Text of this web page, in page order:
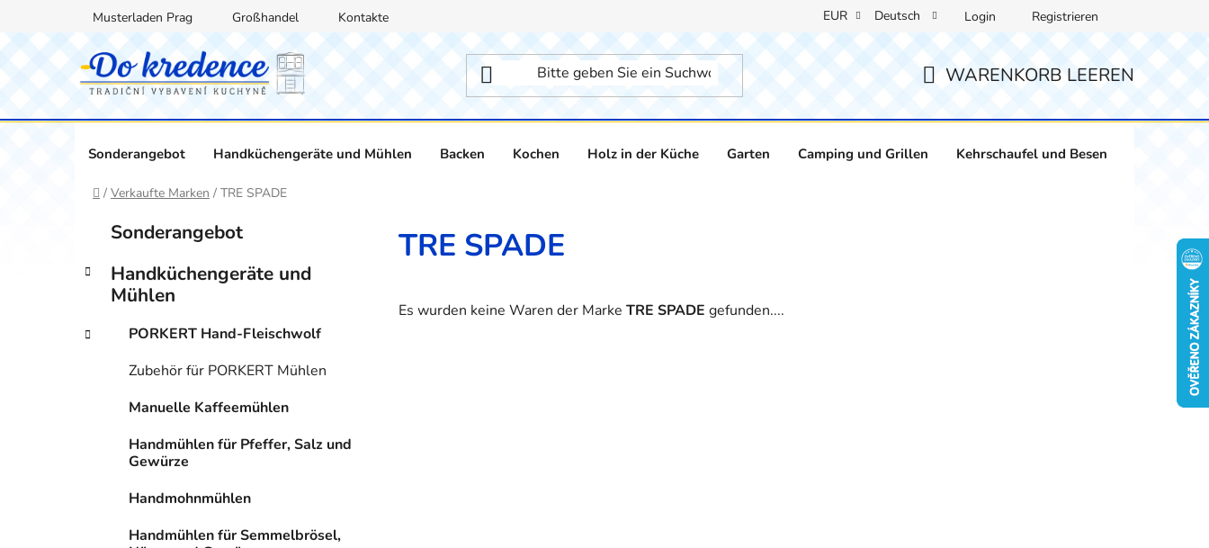
springen
Musterladen Prag Großhandel Kontakte EUR Deutsch Login Registrieren
WARENKORB
WARENKORB LEEREN
Sonderangebot Handküchengeräte und Mühlen Backen Kochen Holz in der Küche Garten Camping und Grillen Kehrschaufel und Besen
Startseite
/ Verkaufte Marken / TRE SPADE
i
n
Kategorien
überspringen
e
r
Sonderangebot
Handküchengeräte und
Mühlen
PORKERT Hand-Fleischwolf
Zubehör für PORKERT Mühlen
Manuelle Kaffeemühlen
Handmühlen für Pfeffer, Salz und
Gewürze
Handmohnmühlen
Handmühlen für Semmelbrösel,
TRE SPADE
Es wurden keine Waren der Marke TRE SPADE gefunden....